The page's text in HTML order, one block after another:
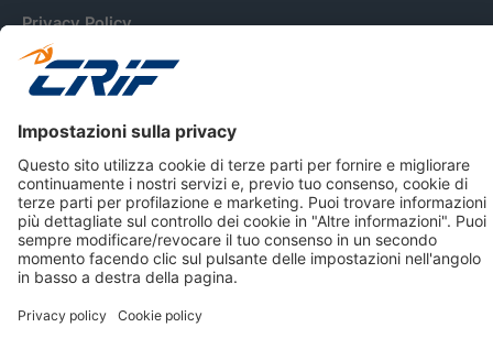
Privacy Policy
Cookie Policy
Informativa Dati Personali
CRIF Business Ethics
Informativa Privacy Relativa Al Sistema Di Informazioni
Creditizie
© 2026 CRIF S.p.A. Tutti i diritti riservati.
sottoscritto € 51.941.235,00 di cui versato € 51.806.190,00 |